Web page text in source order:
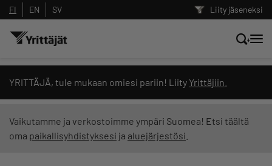
Liity jäseneksi
FI EN SV
YRITTÄJÄ, tule mukaan omiesi pariin! Liity Yrittäjiin
Vaikutamme ja verkostoimme ympäri Suomea! Etsi täältä
oma paikallisyhdistyksesi ja aluejärjestösi
Hae sivustolta tai kysy suoraan
Yrittäjien tekoälyltä